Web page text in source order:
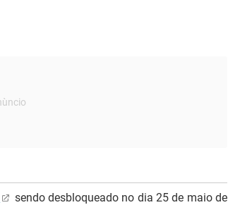
sendo desbloqueado no dia 25 de maio de